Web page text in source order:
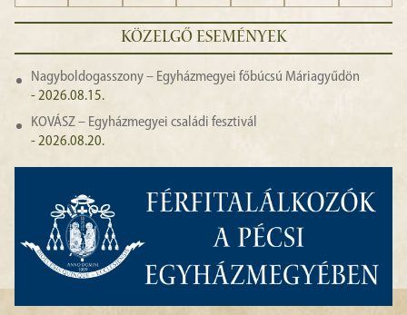
KÖZELGŐ ESEMÉNYEK
Nagyboldogasszony – Egyházmegyei főbúcsú Máriagyűdön
- 2026.08.15.
KOVÁSZ – Egyházmegyei családi fesztivál
- 2026.08.20.